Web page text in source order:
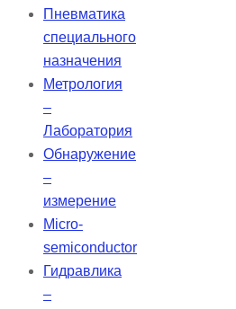
Пневматика
специального
назначения
Метрология
–
Лаборатория
Обнаружение
–
измерение
Micro-
semiconductor
Гидравлика
–